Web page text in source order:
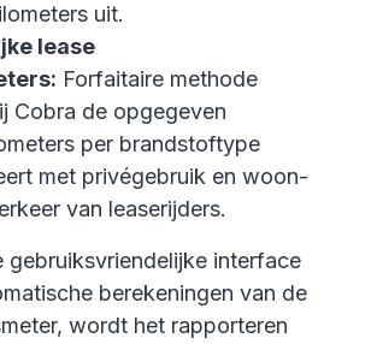
uit.
lease
Forfaitaire methode
Cobra de opgegeven
per brandstoftype
met privégebruik en woon-
van leaserijders.
gebruiksvriendelijke interface
berekeningen van de
wordt het rapporteren